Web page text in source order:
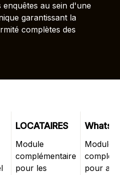
au sein d'une
garantissant la
complètes des
LOCATAIRES
Module
complémentaire
pour les
Module
pour